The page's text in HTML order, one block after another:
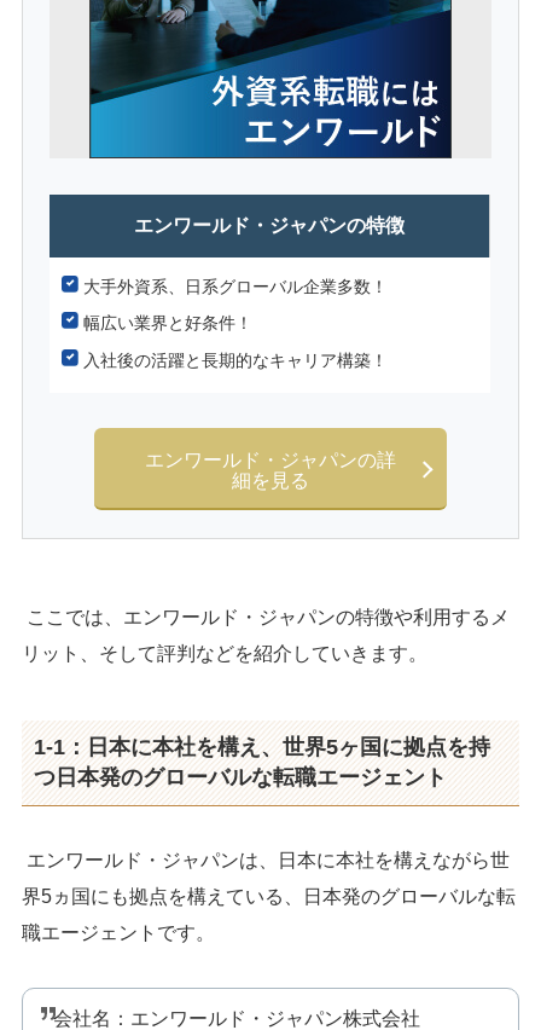
エンワールド・ジャパンの特徴
大手外資系、日系グローバル企業多数！
幅広い業界と好条件！
入社後の活躍と長期的なキャリア構築！
エンワールド・ジャパンの詳
細を見る
ここでは、エンワールド・ジャパンの特徴や利用するメ
リット、そして評判などを紹介していきます。
1-1：日本に本社を構え、世界5ヶ国に拠点を持
つ日本発のグローバルな転職エージェント
エンワールド・ジャパンは、日本に本社を構えながら世
界5ヵ国にも拠点を構えている、日本発のグローバルな転
職エージェントです。
会社名：エンワールド・ジャパン株式会社